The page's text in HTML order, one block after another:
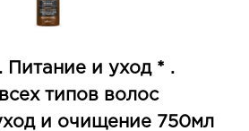
Питание и уход * .
типов волос
и очищение 750мл